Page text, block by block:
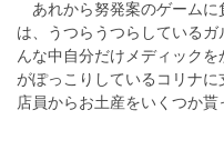
あれから努発案のゲームに
は、うつらうつらしている
んな中自分だけメディック
がぽっこりしているコリナ
店員からお土産をいくつか貰